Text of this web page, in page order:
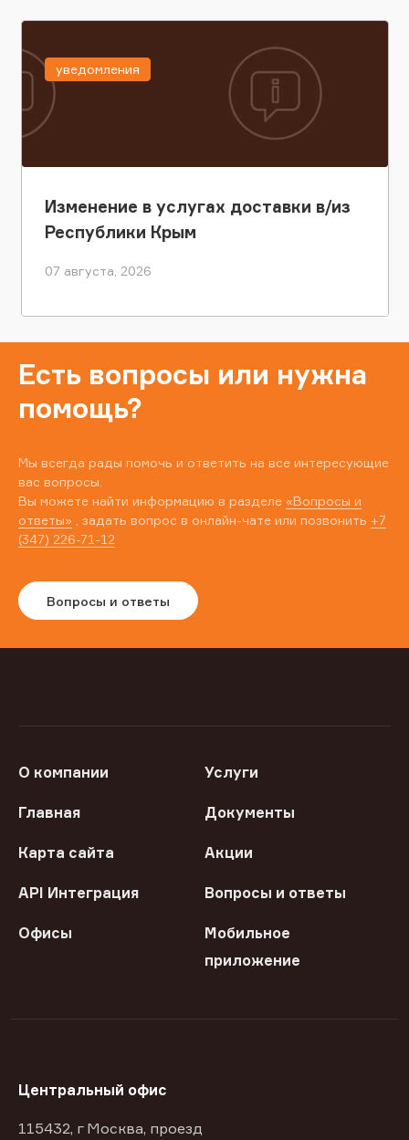
Изменение в услугах доставки в/из
Республики Крым
07 августа, 2026
уведомления
Есть вопросы или нужна
помощь?
Мы всегда рады помочь и ответить на все интересующие
вас вопросы.
Вы можете найти информацию в разделе «Вопросы и
ответы» , задать вопрос в онлайн-чате или позвонить +7
(347) 226-71-12
Вопросы и ответы
О компании Услуги
Главная Документы
Карта сайта Акции
API Интеграция Вопросы и ответы
Офисы
Мобильное
приложение
Центральный офис
115432, г Москва, проезд